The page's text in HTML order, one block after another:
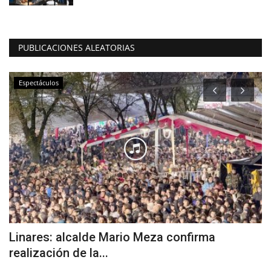
PUBLICACIONES ALEATORIAS
Espectáculos
Linares: alcalde Mario Meza confirma
realización de la...